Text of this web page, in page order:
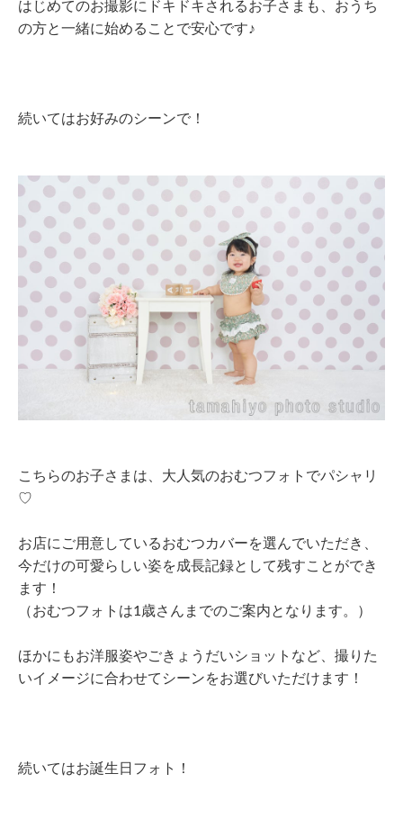
はじめてのお撮影にドキドキされるお子さまも、おうち
の方と一緒に始めることで安心です♪
続いてはお好みのシーンで！
こちらのお子さまは、大人気のおむつフォトでパシャリ
♡
お店にご用意しているおむつカバーを選んでいただき、
今だけの可愛らしい姿を成長記録として残すことができ
ます！
（おむつフォトは1歳さんまでのご案内となります。）
ほかにもお洋服姿やごきょうだいショットなど、撮りた
いイメージに合わせてシーンをお選びいただけます！
続いてはお誕生日フォト！